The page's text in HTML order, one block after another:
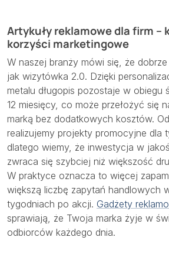
Artykuły reklamowe dla firm –
korzyści marketingowe
W naszej branży mówi się, że
jak wizytówka 2.0. Dzięki
metalu długopis pozostaje w obiegu
12 miesięcy, co może przełożyć się
marką bez dodatkowych kosztów.
realizujemy projekty promocyjne dla
dlatego wiemy, że inwestycja w
zwraca się szybciej niż większość
W praktyce oznacza to więcej
większą liczbę zapytań handlowych
tygodniach po akcji. Gadżety
sprawiają, że Twoja marka żyje w
odbiorców każdego dnia.